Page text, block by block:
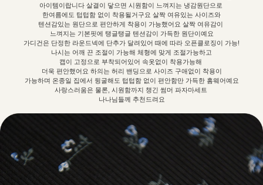
아이템이랍니다 살결이 닿으면 시원함이 느껴지는 냉감원단으로
한여름에도 텁텁함 없이 착용될거구요 살짝 여유있는 사이즈와
텐션감있는 원단으로 편안하게 착용이 가능했어요 살짝 여유감이
느껴지는 기본핏에 탱글탱글 텐션감이 가득한 원단이예요
가디건은 단정한 라운드넥에 단추가 달려있어 때에 따라 오픈클로징이 가능!
나시는 어깨 끈 조절이 가능해 체형에 맞게 조절가능하고
캡이 고정으로 부착되어있어 속옷없이 착용가능해
더욱 편안했어요 하의는 허리 밴딩으로 사이즈 구애없이 착용이
가능하며 온종일 집에서 뒹굴해도 텁텁함 없이 편안함만 가득한 홈웨어예요
사랑스러움은 물론, 시원함까지 챙긴 썸머 파자마세트
나나님들께 추천드려요